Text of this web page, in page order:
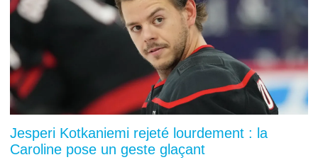
Jesperi Kotkaniemi rejeté lourdement : la
Caroline pose un geste glaçant